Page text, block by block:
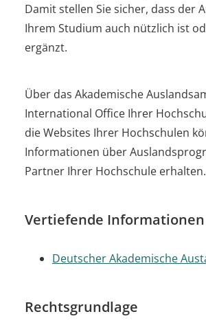
Damit stellen Sie sicher, dass der
Ihrem Studium auch nützlich ist
ergänzt.
Über das Akademische
International Office Ihrer
die Websites Ihrer Hochschulen
Informationen über
Partner Ihrer Hochschule erhalten.
Vertiefende Informationen
Deutscher Akademische
Rechtsgrundlage